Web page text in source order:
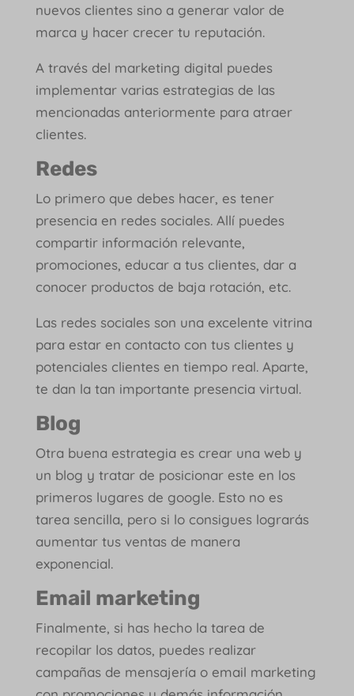
nuevos clientes sino a generar valor de
marca y hacer crecer tu reputación.
A través del marketing digital puedes
implementar varias estrategias de las
mencionadas anteriormente para atraer
clientes.
Redes
Lo primero que debes hacer, es tener
presencia en redes sociales. Allí puedes
compartir información relevante,
promociones, educar a tus clientes, dar a
conocer productos de baja rotación, etc.
Las redes sociales son una excelente vitrina
para estar en contacto con tus clientes y
potenciales clientes en tiempo real. Aparte,
te dan la tan importante presencia virtual.
Blog
Otra buena estrategia es crear una web y
un blog y tratar de posicionar este en los
primeros lugares de google. Esto no es
tarea sencilla, pero si lo consigues lograrás
aumentar tus ventas de manera
exponencial.
Email marketing
Finalmente, si has hecho la tarea de
recopilar los datos, puedes realizar
campañas de mensajería o email marketing